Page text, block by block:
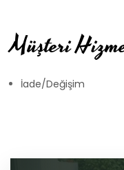
Müşteri
İade/Değişim